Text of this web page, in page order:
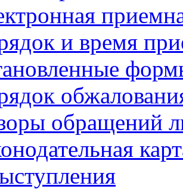
и время
обращений